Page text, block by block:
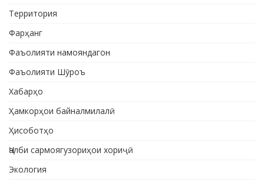
Территория
Фарҳанг
Фаъолияти намояндагон
Фаъолияти Шӯроъ
Хабарҳо
Ҳамкорҳои байналмилалӣ
Ҳисоботҳо
Ҷалби сармоягузориҳои хориҷӣ
Экология